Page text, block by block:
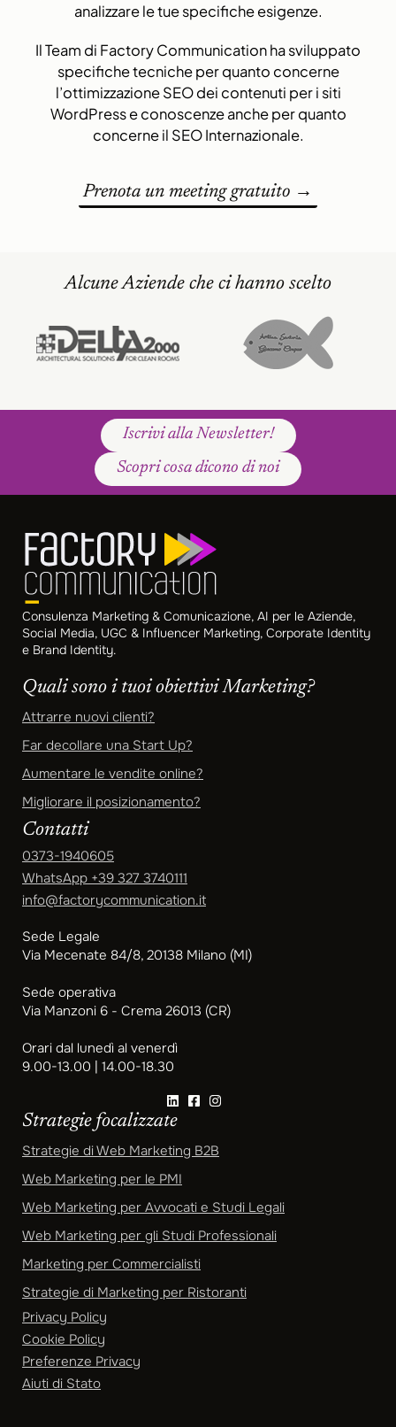
analizzare le tue specifiche esigenze.
Il Team di Factory Communication ha sviluppato
specifiche tecniche per quanto concerne
l’ottimizzazione SEO dei contenuti per i siti
WordPresse conoscenze anche per quanto
concerne il SEO Internazionale.
Prenota un meeting gratuito →
Alcune Aziende che ci hanno scelto
Iscrivi alla Newsletter!
Scopri cosa dicono di noi
Consulenza Marketing & Comunicazione, AI per le Aziende,
Social Media, UGC & Influencer Marketing, Corporate Identity
e Brand Identity.
Quali sono i tuoi obiettivi Marketing?
Attrarre nuovi clienti?
Far decollare una Start Up?
Aumentare le vendite online?
Migliorare il posizionamento?
Contatti
0373-1940605
WhatsApp +39 327 3740111
info@factorycommunication.it
Sede Legale
Via Mecenate 84/8, 20138 Milano (MI)
Sede operativa
Via Manzoni 6 - Crema 26013 (CR)
Orari dal lunedì al venerdì
9.00-13.00 | 14.00-18.30
Strategie focalizzate
Strategie di Web Marketing B2B
Web Marketing per le PMI
Web Marketing per Avvocati e Studi Legali
Web Marketing per gli Studi Professionali
Marketing per Commercialisti
Strategie di Marketing per Ristoranti
Privacy Policy
Cookie Policy
Preferenze Privacy
Aiuti di Stato